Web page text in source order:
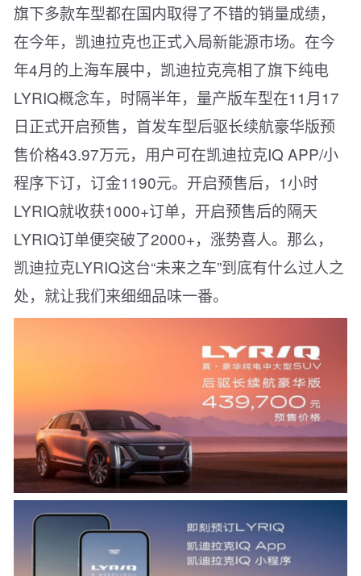
旗下多款车型都在国内取得了不错的销量成绩，
在今年，凯迪拉克也正式入局新能源市场。在今
年4月的上海车展中，凯迪拉克亮相了旗下纯电
LYRIQ概念车，时隔半年，量产版车型在11月17
日正式开启预售，首发车型后驱长续航豪华版预
售价格43.97万元，用户可在凯迪拉克IQ APP/小
程序下订，订金1190元。开启预售后，1小时
LYRIQ就收获1000+订单，开启预售后的隔天
LYRIQ订单便突破了2000+，涨势喜人。那么，
凯迪拉克LYRIQ这台“未来之车”到底有什么过人之
处，就让我们来细细品味一番。